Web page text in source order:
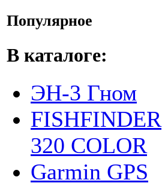
Популярное
В каталоге:
ЭН-3 Гном
FISHFINDER
320 COLOR
Garmin GPS